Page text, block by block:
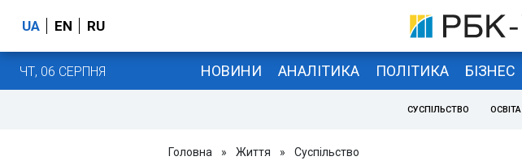
UA EN RU
ЧТ, 06 СЕРПНЯ НОВИНИ АНАЛІТИКА ПОЛІТИКА БІЗНЕС
СУСПІЛЬСТВО ОСВІТА
Головна » Життя » Суспільство